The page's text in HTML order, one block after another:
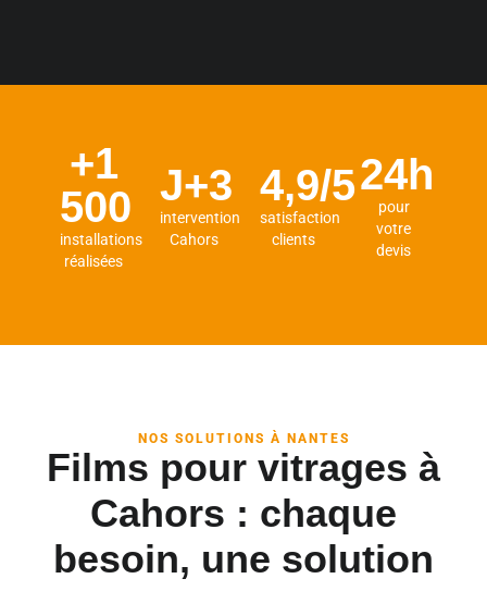
+1
500
installations
réalisées
J+3
intervention
Cahors
4,9/5
satisfaction
clients
24h
pour
votre
devis
NOS SOLUTIONS À NANTES
Films pour vitrages à
Cahors : chaque
besoin, une solution